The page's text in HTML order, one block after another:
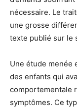
nécessaire. Le
une grosse
texte publié sur le
Une étude menée
des enfants qui
comportementale
symptômes. Ce